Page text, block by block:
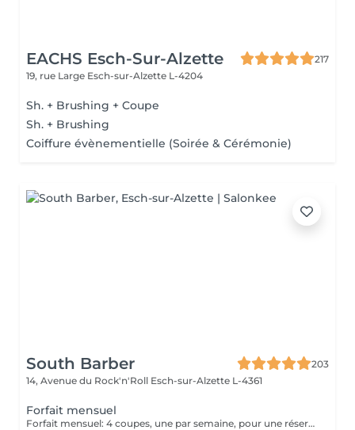
EACHS Esch-Sur-Alzette
217
19, rue Large Esch-sur-Alzette L-4204
Sh. + Brushing + Coupe
Sh. + Brushing
Coiffure évènementielle (Soirée & Cérémonie)
South Barber
203
14, Avenue du Rock'n'Roll Esch-sur-Alzette L-4361
Forfait mensuel
Forfait mensuel: 4 coupes, une par semaine, pour une réservation ou un renseignement nous restons joignable sur notre numéro: 26 30 07 57 Ou sur place directement